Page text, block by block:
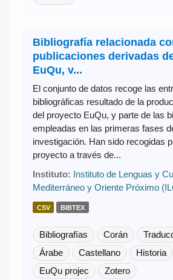
Bibliografía relacionada
publicaciones derivadas
EuQu, v...
El conjunto de datos recoge las
bibliográficas resultado de la
del proyecto EuQu, y parte de las
empleadas en las primeras fases
investigación. Han sido recogidas
proyecto a través de...
Instituto: Instituto de Lenguas y
Mediterráneo y Oriente Próximo
CSV BIBTEX
Bibliografías Corán
Árabe
Castellano Historia
EuQu projec
Zotero